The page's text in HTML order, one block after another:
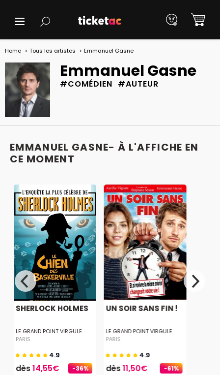
Home Tous les artistes Emmanuel Gasne
Emmanuel Gasne
#COMÉDIEN #AUTEUR
EMMANUEL GASNE- À L'AFFICHE EN
CE MOMENT
-36%
SHERLOCK HOLMES
LE GRAND POINT VIRGULE
PARIS
4.9
dès14,55€ -61%
UN SOIR SANS FIN !
LE GRAND POINT VIRGULE
PARIS
4.9
dès11,50€